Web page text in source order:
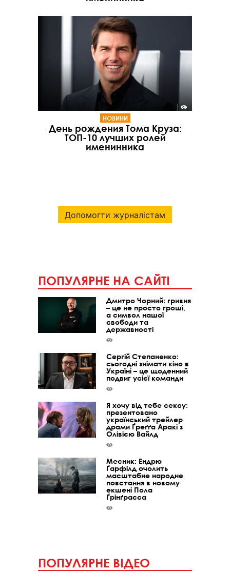
НОВИНИ
День рождения Тома Круза:
ТОП-10 лучших ролей
именинника
Допомогти журналістам
ПОПУЛЯРНЕ НА САЙТІ
Дмитро Чорний: гривня
– це не просто гроші,
а символ нашої
свободи та
державності
Сергій Степаненко:
сьогодні знімати кіно в
Україні – це щоденний
подвиг усієї команди
Я хочу від тебе сексу:
презентовано
український трейлер
драми Ґреґґа Аракі з
Олівією Вайлд
Месник: Ендрю
Ґарфілд очолить
масштабне народне
повстання в новому
екшені Пола
Ґрінґрасса
ПОПУЛЯРНЕ ВІДЕО